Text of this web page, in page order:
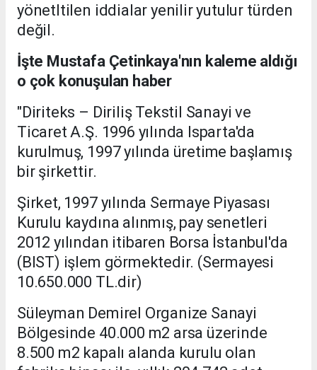
yönetltilen iddialar yenilir yutulur türden
değil.
İşte Mustafa Çetinkaya'nın kaleme aldığı
o çok konuşulan haber
"Diriteks – Diriliş Tekstil Sanayi ve
Ticaret A.Ş. 1996 yılında Isparta'da
kurulmuş, 1997 yılında üretime başlamış
bir şirkettir.
Şirket, 1997 yılında Sermaye Piyasası
Kurulu kaydına alınmış, pay senetleri
2012 yılından itibaren Borsa İstanbul'da
(BIST) işlem görmektedir. (Sermayesi
10.650.000 TL.dir)
Süleyman Demirel Organize Sanayi
Bölgesinde 40.000 m2 arsa üzerinde
8.500 m2 kapalı alanda kurulu olan